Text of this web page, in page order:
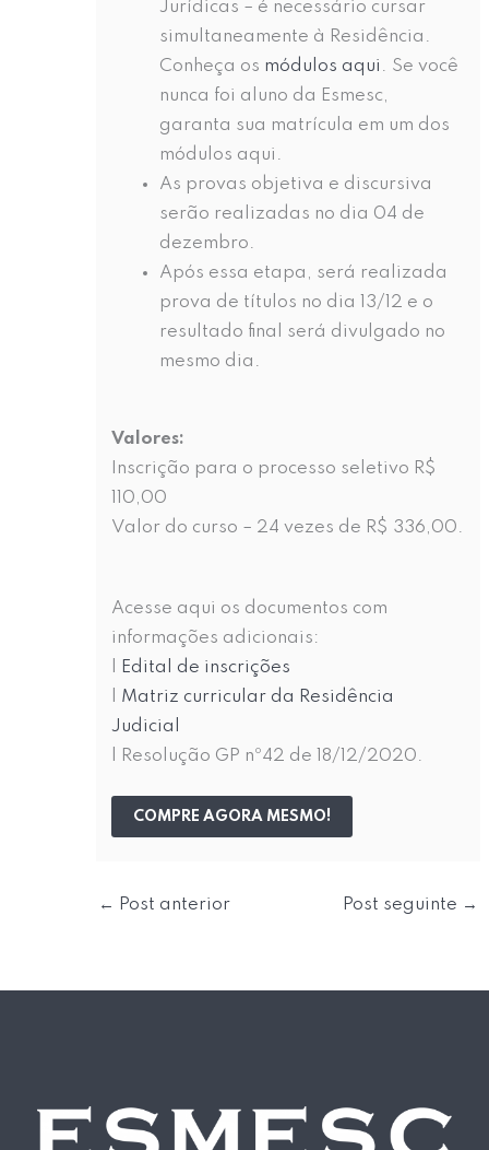
Jurídicas – é necessário cursar
simultaneamente à Residência.
Conheça os módulos aqui . Se você
nunca foi aluno da Esmesc,
garanta sua matrícula em um dos
módulos aqui.
As provas objetiva e discursiva
serão realizadas no dia 04 de
dezembro.
Após essa etapa, será realizada
prova de títulos no dia 13/12 e o
resultado final será divulgado no
mesmo dia.
Valores:
Inscrição para o processo seletivo R$
110,00
Valor do curso – 24 vezes de R$ 336,00.
Acesse aqui os documentos com
informações adicionais:
Edital de inscrições
Matriz curricular da Residência
Judicial
| Resolução GP nº42 de 18/12/2020.
COMPRE AGORA MESMO!
← Post anterior Post seguinte →